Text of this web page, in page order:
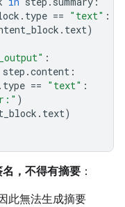
. type == "text" :
. text)
:
step .content :
. type == "text" :
)
. text)
，不得有摘要 ：
此無法生成摘要